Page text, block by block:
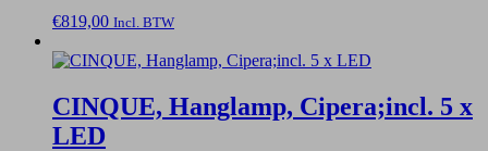
€819,00 Incl. BTW
CINQUE, Hanglamp, Cipera;incl. 5 x
LED